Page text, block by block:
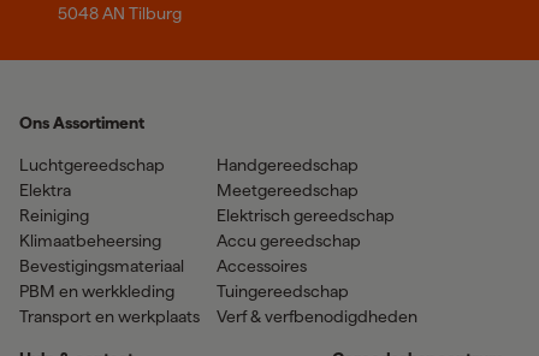
5048 AN Tilburg
Ons Assortiment
Luchtgereedschap
Elektra
Reiniging
Klimaatbeheersing
Bevestigingsmateriaal
PBM en werkkleding
Transport en werkplaats
Handgereedschap
Meetgereedschap
Elektrisch gereedschap
Accu gereedschap
Accessoires
Tuingereedschap
Verf & verfbenodigdheden